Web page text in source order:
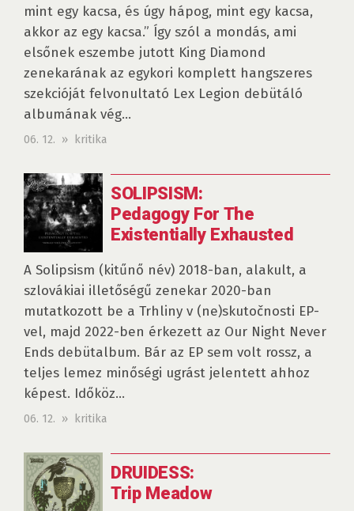
mint egy kacsa, és úgy hápog, mint egy kacsa,
akkor az egy kacsa.” Így szól a mondás, ami
elsőnek eszembe jutott King Diamond
zenekarának az egykori komplett hangszeres
szekcióját felvonultató Lex Legion debütáló
albumának vég...
06. 12. » kritika
SOLIPSISM:
Pedagogy For The
Existentially Exhausted
A Solipsism (kitűnő név) 2018-ban, alakult, a
szlovákiai illetőségű zenekar 2020-ban
mutatkozott be a Trhliny v (ne)skutočnosti EP-
vel, majd 2022-ben érkezett az Our Night Never
Ends debütalbum. Bár az EP sem volt rossz, a
teljes lemez minőségi ugrást jelentett ahhoz
képest. Időköz...
06. 12. » kritika
DRUIDESS:
Trip Meadow